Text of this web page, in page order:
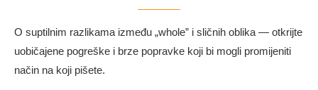
O suptilnim razlikama između „whole” i sličnih oblika — otkrijte
uobičajene pogreške i brze popravke koji bi mogli promijeniti
način na koji pišete.